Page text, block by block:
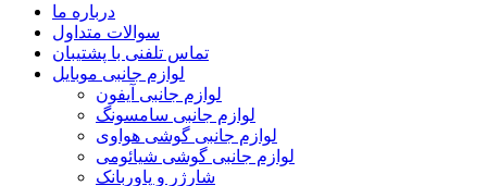
درباره ما
سوالات متداول
تماس تلفنی با پشتیبان
لوازم جانبی موبایل
لوازم جانبی آیفون
لوازم جانبی سامسونگ
لوازم جانبی گوشی هواوی
لوازم جانبی گوشی شیائومی
شارژر و پاوربانک